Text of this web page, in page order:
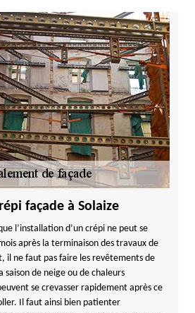
façade à Solaize
l’installation d’un crépi ne peut se
après la terminaison des travaux de
il ne faut pas faire les revêtements de
de neige ou de chaleurs
se crevasser rapidement après ce
Il faut ainsi bien patienter